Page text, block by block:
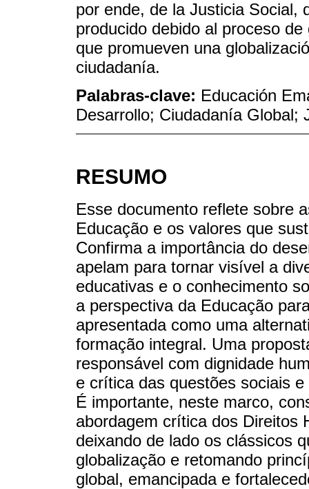
por ende, de la Justicia Social,
producido debido al proceso
que promueven una
ciudadanía.
Palabras-clave: Educación
Desarrollo; Ciudadanía Global;
RESUMO
Esse documento reflete sobre
Educação e os valores que
Confirma a importância do
apelam para tornar visível a
educativas e o conhecimento
a perspectiva da Educação
apresentada como uma
formação integral. Uma
responsável com dignidade
e crítica das questões sociais
É importante, neste marco,
abordagem crítica dos Direitos
deixando de lado os clássicos
globalização e retomando
global, emancipada e